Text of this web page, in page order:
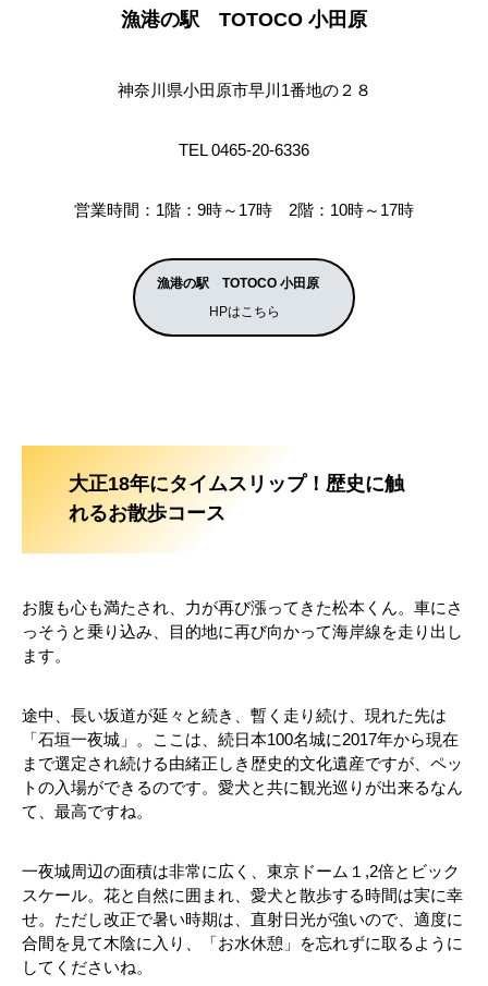
漁港の駅 TOTOCO 小田原
神奈川県小田原市早川1番地の２８
TEL 0465-20-6336
営業時間：1階：9時～17時 2階：10時～17時
漁港の駅 TOTOCO 小田原
HPはこちら
大正18年にタイムスリップ！歴史に触
れるお散歩コース
お腹も心も満たされ、力が再び漲ってきた松本くん。車にさ
っそうと乗り込み、目的地に再び向かって海岸線を走り出し
ます。
途中、長い坂道が延々と続き、暫く走り続け、現れた先は
「石垣一夜城」。ここは、続日本100名城に2017年から現在
まで選定され続ける由緒正しき歴史的文化遺産ですが、ペッ
トの入場ができるのです。愛犬と共に観光巡りが出来るなん
て、最高ですね。
一夜城周辺の面積は非常に広く、東京ドーム１,2倍とビック
スケール。花と自然に囲まれ、愛犬と散歩する時間は実に幸
せ。ただし改正で暑い時期は、直射日光が強いので、適度に
合間を見て木陰に入り、「お水休憩」を忘れずに取るように
してくださいね。